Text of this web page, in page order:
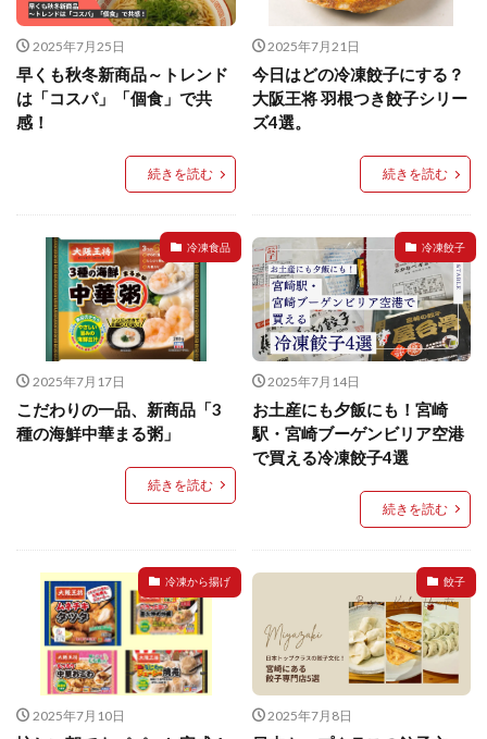
2025年7月25日
早くも秋冬新商品～トレンド
は「コスパ」「個食」で共
感！
続きを読む
2025年7月21日
今日はどの冷凍餃子にする？
大阪王将 羽根つき餃子シリー
ズ4選。
続きを読む
冷凍食品
2025年7月17日
こだわりの一品、新商品「3
種の海鮮中華まる粥」
続きを読む
冷凍餃子
2025年7月14日
お土産にも夕飯にも！宮崎
駅・宮崎ブーゲンビリア空港
で買える冷凍餃子4選
続きを読む
冷凍から揚げ
2025年7月10日
餃子
2025年7月8日
回鍋肉
低糖質 ワンプレート
チャミスル
ビビゴ
パーティー
パーティー餃子
パックご飯
ハロウィン
ハンギョドン
ファミリーマート
ワイン
ぷるもち水餃子
ラーメンJourney
レシピ
検索